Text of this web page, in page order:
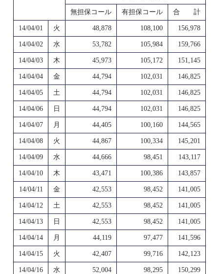
無担保コール 有担保コール 合 計
14/04/01 火 48,878 108,100 156,978
14/04/02 水 53,782 105,984 159,766
14/04/03 木 45,973 105,172 151,145
14/04/04 金 44,794 102,031 146,825
14/04/05 土 44,794 102,031 146,825
14/04/06 日 44,794 102,031 146,825
14/04/07 月 44,405 100,160 144,565
14/04/08 火 44,867 100,334 145,201
14/04/09 水 44,666 98,451 143,117
14/04/10 木 43,471 100,386 143,857
14/04/11 金 42,553 98,452 141,005
14/04/12 土 42,553 98,452 141,005
14/04/13 日 42,553 98,452 141,005
14/04/14 月 44,119 97,477 141,596
14/04/15 火 42,407 99,716 142,123
14/04/16 水 52,004 98,295 150,299